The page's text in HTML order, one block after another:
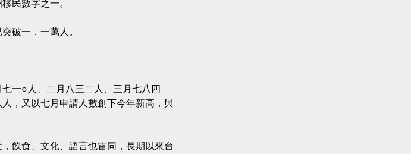
民數字之一。
破一．一萬人。
一○人、二月八三二人、三月七八四
，又以七月申請人數創下今年新高，與
飲食、文化、語言也雷同，長期以來台